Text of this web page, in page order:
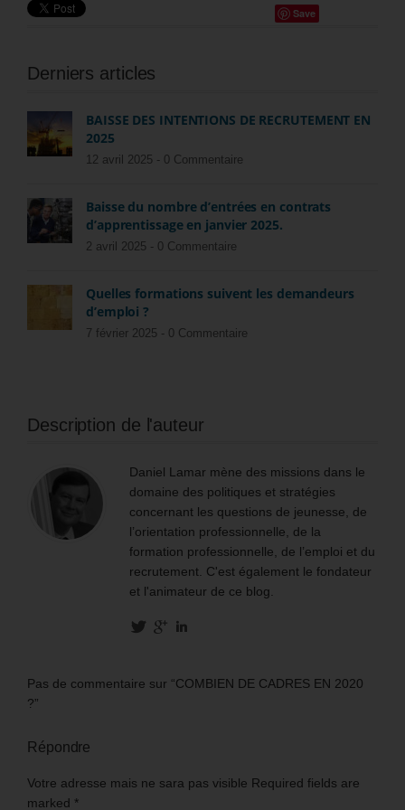
Save
Derniers articles
BAISSE DES INTENTIONS DE RECRUTEMENT EN
2025
12 avril 2025 - 0 Commentaire
Baisse du nombre d’entrées en contrats
d’apprentissage en janvier 2025.
2 avril 2025 - 0 Commentaire
Quelles formations suivent les demandeurs
d’emploi ?
7 février 2025 - 0 Commentaire
Description de l'auteur
Daniel Lamar mène des missions dans le
domaine des politiques et stratégies
concernant les questions de jeunesse, de
l’orientation professionnelle, de la
formation professionnelle, de l’emploi et du
recrutement. C'est également le fondateur
et l'animateur de ce blog.
Pas de commentaire sur “COMBIEN DE CADRES EN 2020
?”
Répondre
Votre adresse mais ne sara pas visible Required fields are
marked *